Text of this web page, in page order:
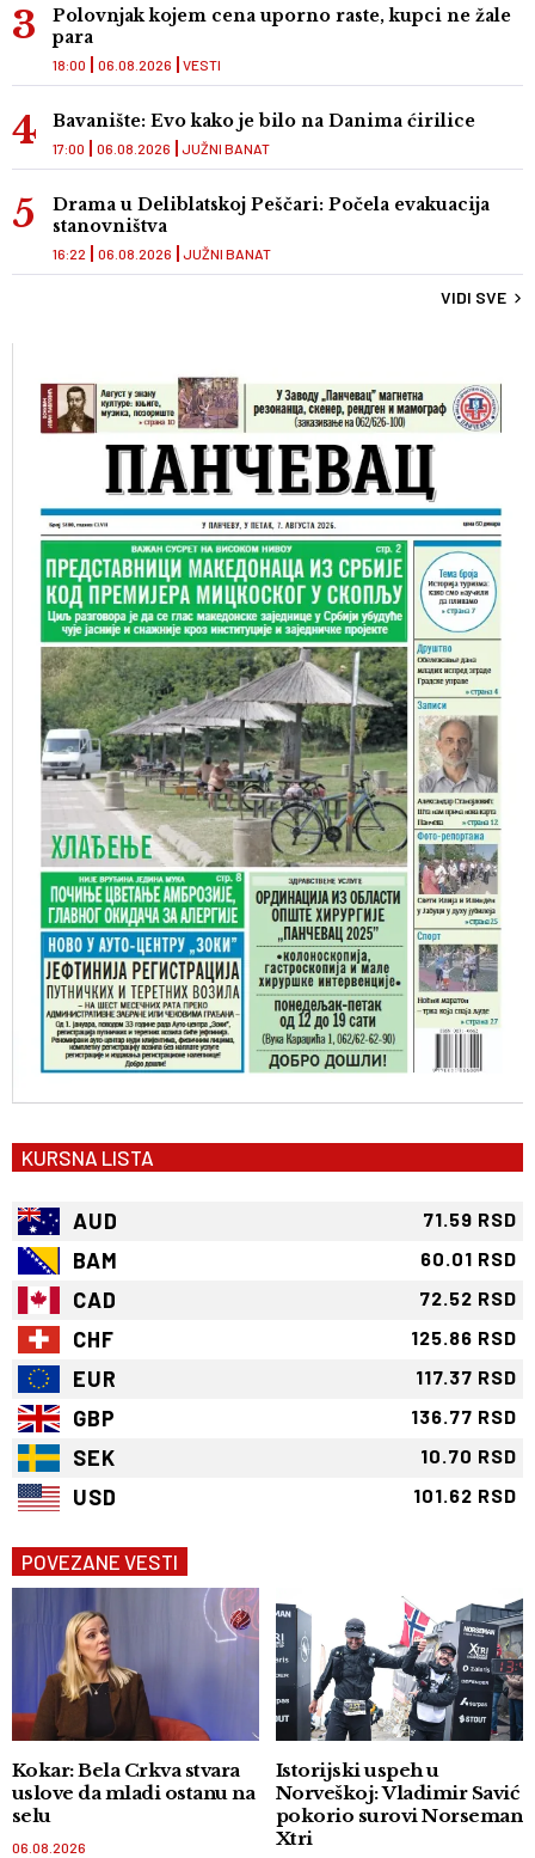
Polovnjak kojem cena uporno raste, kupci ne žale
para
VESTI
18:00 06.08.2026
Bavanište: Evo kako je bilo na Danima ćirilice
JUŽNI BANAT
17:00 06.08.2026
Drama u Deliblatskoj Peščari: Počela evakuacija
stanovništva
JUŽNI BANAT
16:22 06.08.2026
VIDI SVE
KURSNA LISTA
AUD 71.59 RSD
BAM 60.01 RSD
CAD 72.52 RSD
CHF 125.86 RSD
EUR 117.37 RSD
GBP 136.77 RSD
SEK 10.70 RSD
USD 101.62 RSD
POVEZANE VESTI
Kokar: Bela Crkva stvara
uslove da mladi ostanu na
selu
06.08.2026
Istorijski uspeh u
Norveškoj: Vladimir Savić
pokorio surovi Norseman
Xtri